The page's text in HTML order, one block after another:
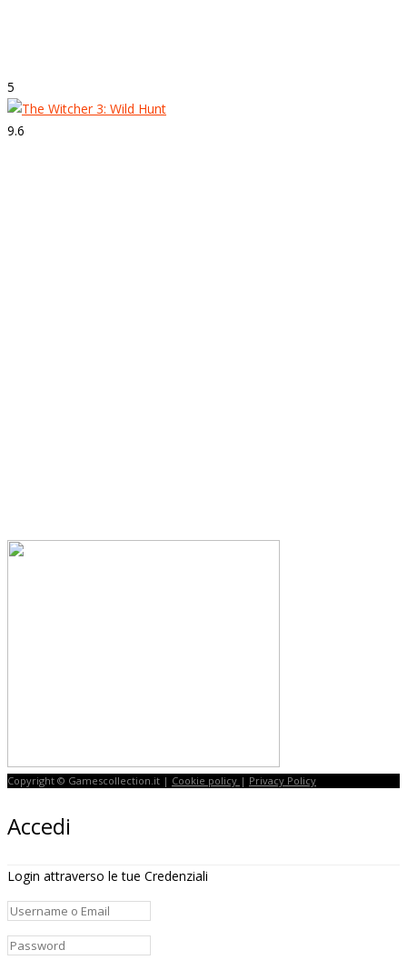
5
9.6
Copyright © Gamescollection.it | Cookie policy | Privacy Policy
Accedi
Login attraverso le tue Credenziali